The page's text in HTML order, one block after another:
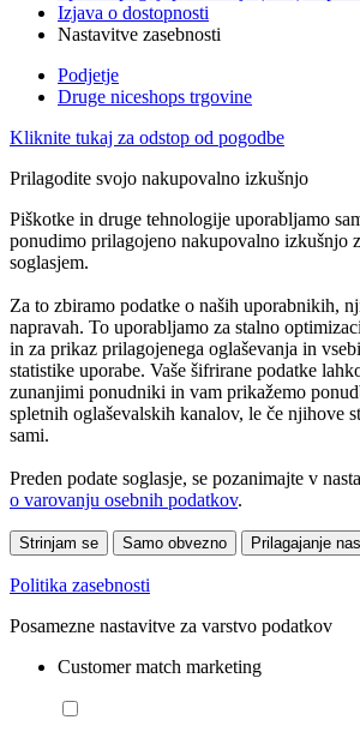
Izjava o dostopnosti
Nastavitve zasebnosti
Podjetje
Druge niceshops trgovine
Kliknite tukaj za odstop od pogodbe
Prilagodite svojo nakupovalno izkušnjo
Piškotke in druge tehnologije uporabljamo
ponudimo prilagojeno nakupovalno izkušnjo
soglasjem.
Za to zbiramo podatke o naših uporabnikih,
napravah. To uporabljamo za stalno
in za prikaz prilagojenega oglaševanja in
statistike uporabe. Vaše šifrirane podatke
zunanjimi ponudniki in vam prikažemo
spletnih oglaševalskih kanalov, le če njihove
sami.
Preden podate soglasje, se pozanimajte v
o varovanju osebnih podatkov.
Strinjam se Samo obvezno Prilagajanje
Politika zasebnosti
Posamezne nastavitve za varstvo podatkov
Customer match marketing